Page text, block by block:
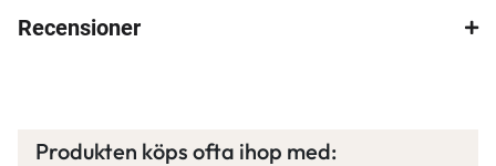
Recensioner
Produkten köps ofta ihop med: